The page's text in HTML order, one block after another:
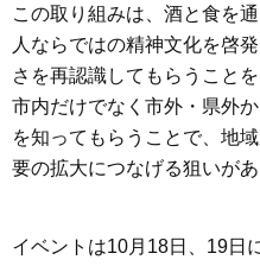
この取り組みは、酒と食を
人ならではの精神文化を啓
さを再認識してもらうこと
市内だけでなく市外・県外
を知ってもらうことで、地
要の拡大につなげる狙いがあ
イベントは10月18日、19日